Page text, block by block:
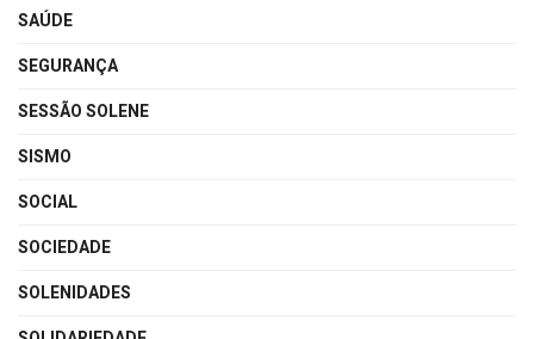
SAÚDE
SEGURANÇA
SESSÃO SOLENE
SISMO
SOCIAL
SOCIEDADE
SOLENIDADES